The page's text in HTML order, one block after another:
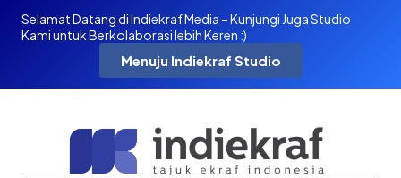
Selamat Datang di Indiekraf Media – Kunjungi Juga Studio
Kami untuk Berkolaborasi lebih Keren :)
Menuju Indiekraf Studio